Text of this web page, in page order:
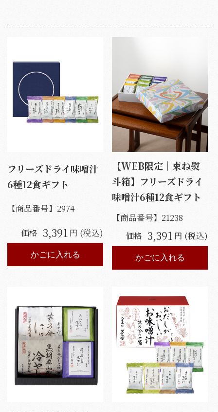
フリーズドライ味噌汁
6種12食ギフト
【商品番号】 2974
価格 3,391 円 (税込)
かごに入れる
【WEB限定｜束ね熨
斗箱】フリーズドライ
味噌汁6種12食ギフト
【商品番号】 21238
価格 3,391 円 (税込)
かごに入れる